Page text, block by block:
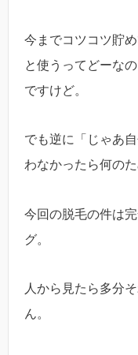
今までコツコツ貯
と使うってどーな
ですけど。
でも逆に「じゃあ
わなかったら何の
今回の脱毛の件は
グ。
人から見たら多分
ん。